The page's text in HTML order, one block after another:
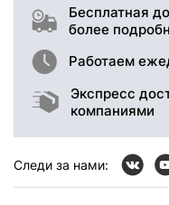
Бесплатная
более
Работаем
Экспресс
компаниями
Следи за нами: